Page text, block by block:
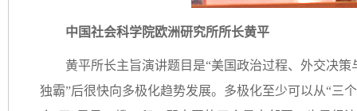
中国社会科学院欧洲研究所所长黄平
黄平所长主旨演讲题目是“美国政治过程、外交决
独霸”后很快向多极化趋势发展。多极化至少可以从“三